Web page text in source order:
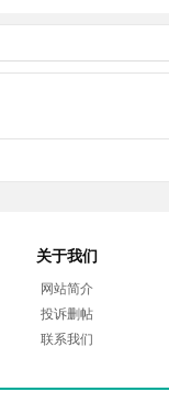
关于我们
网站简介
投诉删帖
联系我们